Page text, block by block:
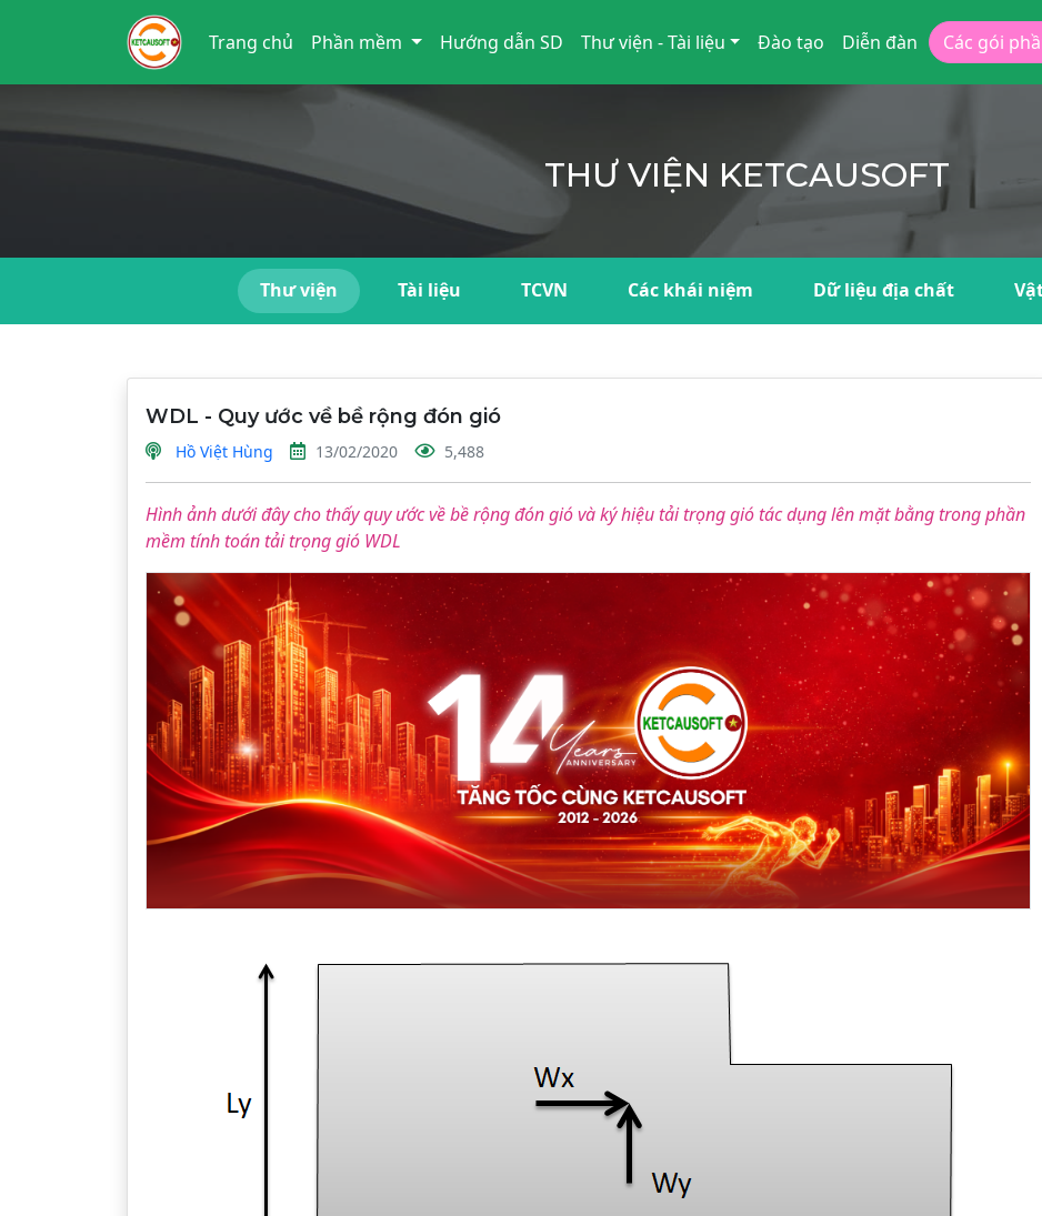
Trang chủ Phần mềm Hướng dẫn SD Thư viện - Tài liệu Đào tạo Diễn đàn Các gói
THƯ VIỆN KETCAUSOFT
Thư viện Tài liệu TCVN Các khái niệm Dữ liệu địa chất
WDL - Quy ước về bề rộng đón gió
Hồ Việt Hùng 13/02/2020 5,488
Hình ảnh dưới đây cho thấy quy ước về bề rộng đón gió và ký hiệu tải trọng gió tác dụng lên mặt bằng trong phần
mềm tính toán tải trọng gió WDL